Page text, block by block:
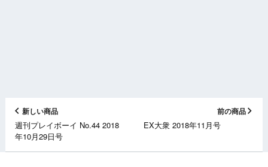
新しい商品
週刊プレイボーイ No.44 2018
年10月29日号
前の商品
EX大衆 2018年11月号